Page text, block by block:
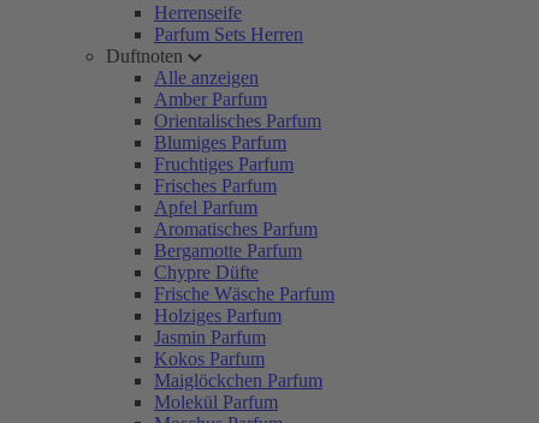
Herrenseife
Parfum Sets Herren
Duftnoten
Alle anzeigen
Amber Parfum
Orientalisches Parfum
Blumiges Parfum
Fruchtiges Parfum
Frisches Parfum
Apfel Parfum
Aromatisches Parfum
Bergamotte Parfum
Chypre Düfte
Frische Wäsche Parfum
Holziges Parfum
Jasmin Parfum
Kokos Parfum
Maiglöckchen Parfum
Molekül Parfum